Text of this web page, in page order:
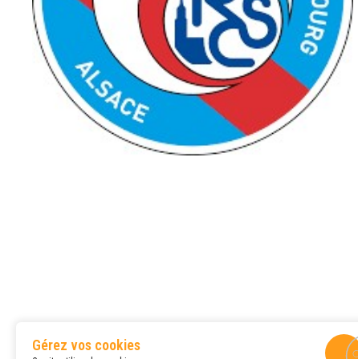
Gérez vos cookies